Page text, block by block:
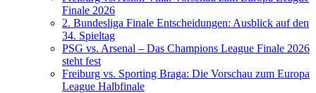
Finale 2026
2. Bundesliga Finale Entscheidungen: Ausblick auf den
34. Spieltag
PSG vs. Arsenal – Das Champions League Finale 2026
steht fest
Freiburg vs. Sporting Braga: Die Vorschau zum Europa
League Halbfinale